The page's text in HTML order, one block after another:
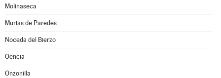
Molinaseca
Murias de Paredes
Noceda del Bierzo
Oencia
Onzonilla